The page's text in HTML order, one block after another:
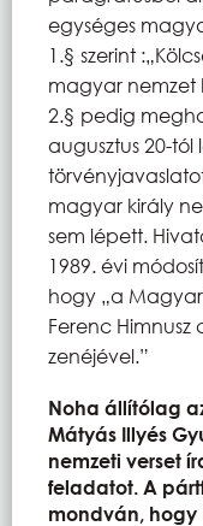
egységes
1.§ szerint
magyar nemzet
2.§ pedig
augusztus 20-
magyar király
sem lépett.
1989. évi
hogy „a Magyar
Ferenc Himnusz
zenéjével.”
Noha állítólag
Mátyás Illyés
nemzeti verset
feladatot. A
mondván, hogy